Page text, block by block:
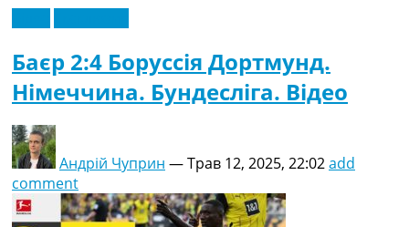
Баєр 2:4 Боруссія Дортмунд.
Німеччина. Бундесліга. Відео
Андрій Чуприн —Трав 12, 2025, 22:02add
comment